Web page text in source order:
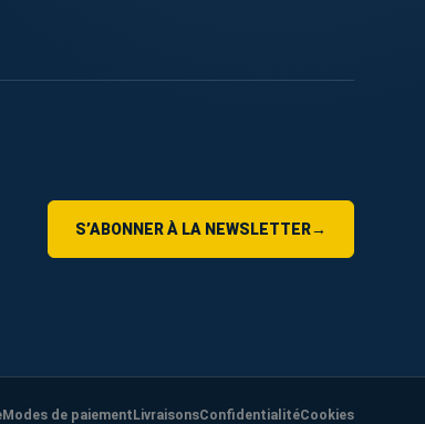
S’ABONNER À LA NEWSLETTER→
Modes de paiementLivraisonsConfidentialitéCookies